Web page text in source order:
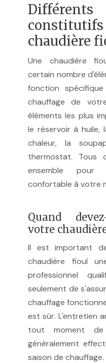
chaudière
Une chaudière
certain nombre
fonction
chauffage de
éléments les plus
le réservoir à huile,
chaleur, la
thermostat. Tous
ensemble pour
confortable à votre
Quand
votre
Il est important
chaudière fioul
professionnel
seulement de
chauffage
est sûr. L'entretien
tout moment
généralement
saison de chauffage.